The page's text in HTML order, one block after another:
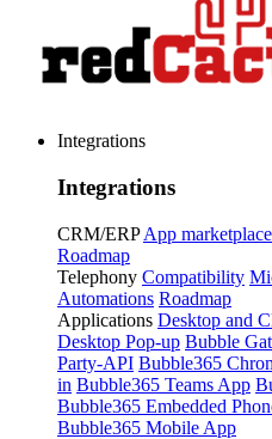
Integrations
Integrations
CRM/ERP App marketplace
Roadmap
Telephony Compatibility
Automations Roadmap
Applications Desktop and
Desktop Pop-up Bubble
Party-API Bubble365
in Bubble365 Teams App
Bubble365 Embedded
Bubble365 Mobile App